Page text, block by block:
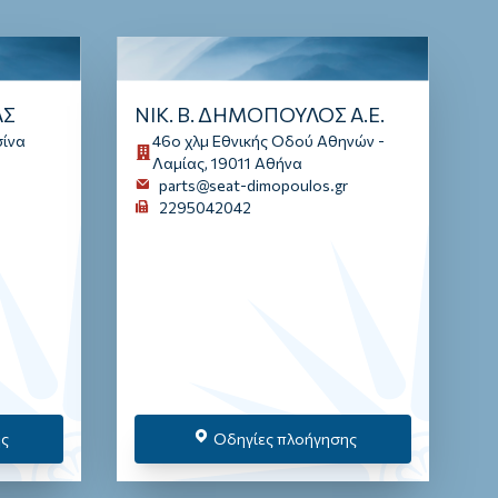
Αστική Ευθύνη
Φωτοβολταϊκά
Νέα & ΑνακοινώσειςΝΙΚ. Β. ΔΗΜΟΠΟΥΛΟΣ Α.Ε.
46ο χλμ Εθνικής Οδού Αθηνών -
Λαμίας, 19011 Αθήνα
parts@seat-dimopoulos.gr
2295042042
Οδηγίες πλοήγησης